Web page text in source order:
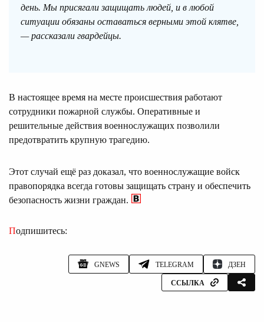
день. Мы присягали защищать людей, и в любой
ситуации обязаны оставаться верными этой клятве,
— рассказали гвардейцы.
В настоящее время на месте происшествия работают
сотрудники пожарной службы. Оперативные и
решительные действия военнослужащих позволили
предотвратить крупную трагедию.
Этот случай ещё раз доказал, что военнослужащие войск
правопорядка всегда готовы защищать страну и обеспечить
безопасность жизни граждан.
Подпишитесь:
GNEWS TELEGRAM ДЗЕН
ССЫЛКА